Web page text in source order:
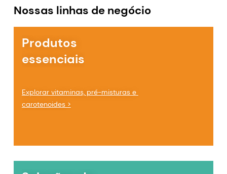
Nossas linhas de negócio
Produtos
essenciais
Explorar vitaminas, pré-misturas e
carotenoides >